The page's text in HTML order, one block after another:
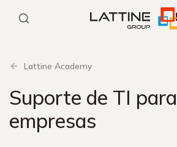
Lattine Academy
Suporte de TI para
empresas